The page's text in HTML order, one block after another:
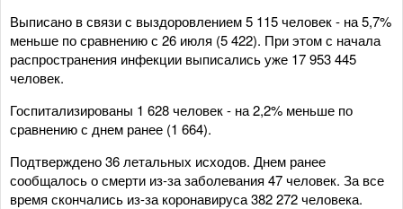
Выписано в связи с выздоровлением 5 115 человек - на 5,7%
меньше по сравнению с 26 июля (5 422). При этом с начала
распространения инфекции выписались уже 17 953 445
человек.
Госпитализированы 1 628 человек - на 2,2% меньше по
сравнению с днем ранее (1 664).
Подтверждено 36 летальных исходов. Днем ранее
сообщалось о смерти из-за заболевания 47 человек. За все
время скончались из-за коронавируса 382 272 человека.